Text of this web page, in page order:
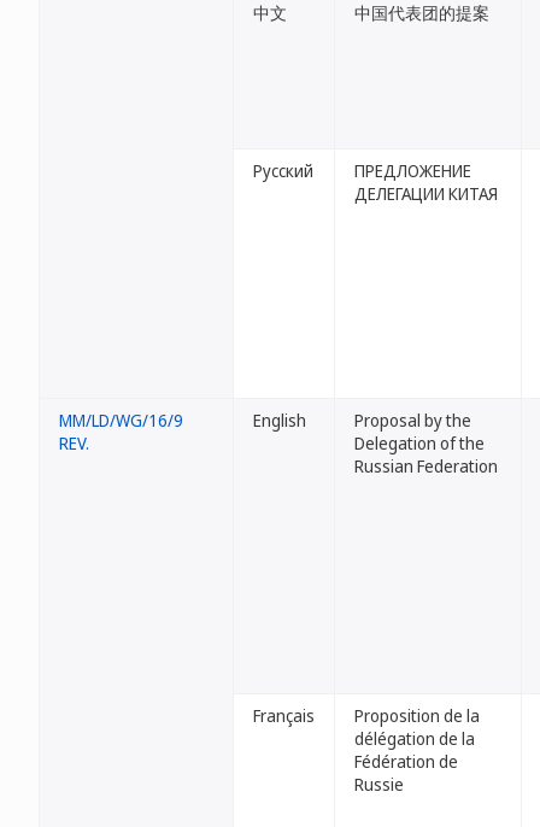
中文 中国代表团的提案
Русский
ПРЕДЛОЖЕНИЕ
ДЕЛЕГАЦИИ КИТАЯ
MM/LD/WG/16/9
REV.
English
Proposal by the
Delegation of the
Russian Federation
Français
Proposition de la
délégation de la
Fédération de
Russie